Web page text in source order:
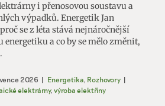
i přenosovou soustavu a
výpadků. Energetik Jan
se z léta stává nejnáročnější
energetiku a co by se mělo změnit,
2026 | Energetika, Rozhovory |
elektrárny, výroba elektřiny